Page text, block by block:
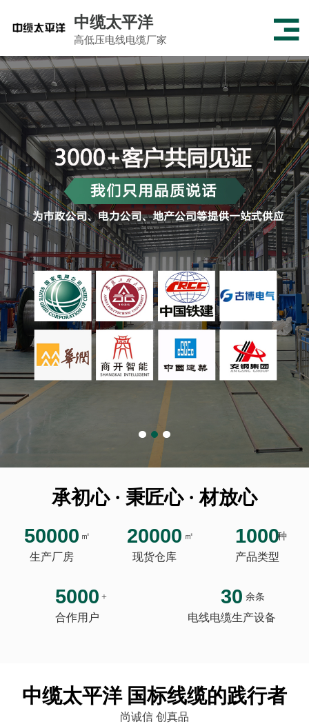
中缆太平洋
高低压电线电缆厂家
承初心 · 秉匠心 · 材放心
50000 ㎡
生产厂房
20000 ㎡
现货仓库
1000种
产品类型
5000 +
合作用户
30 余条
电线电缆生产设备
中缆太平洋 国标线缆的践行者
尚诚信 创真品